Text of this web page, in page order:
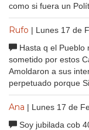
como si fuera un
Rufo | Lunes 17 de
Hasta q el Pueblo
sometido por estos
Amoldaron a sus
perpetuado porque
Ana | Lunes 17 de
Soy jubilada cob